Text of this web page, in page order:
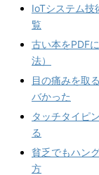
IoTシステム技
覧
古い本をPDF
法）
目の痛みを取
バかった
タッチタイピ
る
貧乏でもハン
方